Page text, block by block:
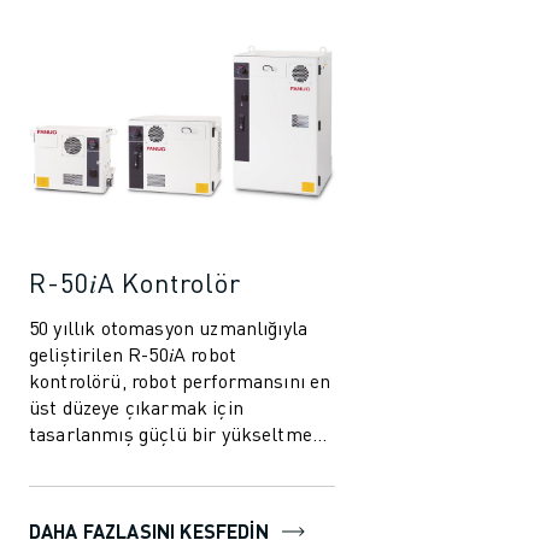
R-50𝑖A Kontrolör
50 yıllık otomasyon uzmanlığıyla
geliştirilen R-50𝑖A robot
kontrolörü, robot performansını en
üst düzeye çıkarmak için
tasarlanmış güçlü bir yükseltme
azaltılmış ener...
DAHA FAZLASINI KEŞFEDIN